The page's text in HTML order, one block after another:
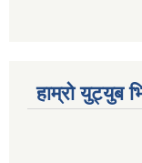
हाम्रो युट्युब